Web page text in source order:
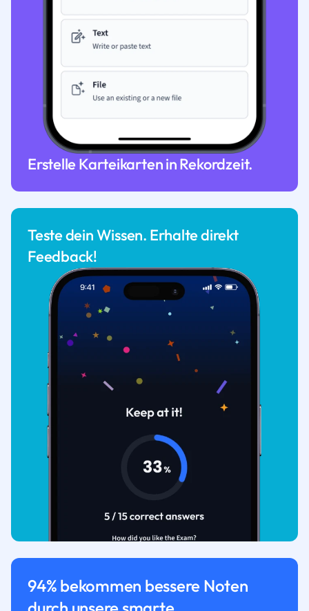
Erstelle Karteikarten in Rekordzeit.
Teste dein Wissen. Erhalte direkt
Feedback!
94% bekommen bessere Noten